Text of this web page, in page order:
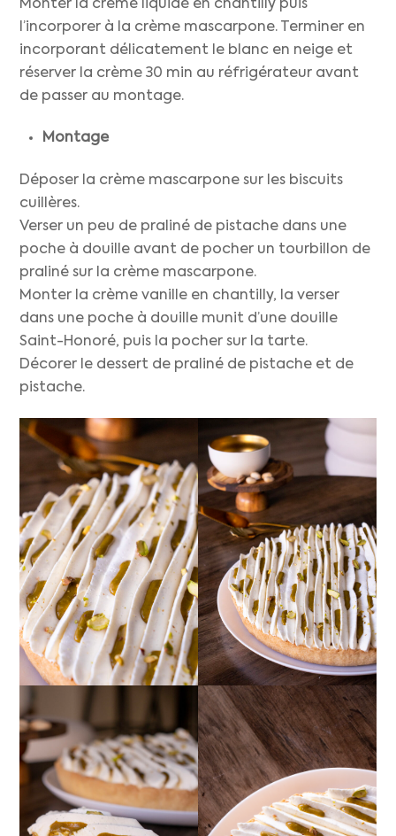
Monter la crème liquide en chantilly puis
l’incorporer à la crème mascarpone. Terminer en
incorporant délicatement le blanc en neige et
réserver la crème 30 min au réfrigérateur avant
de passer au montage.
Montage
Déposer la crème mascarpone sur les biscuits
cuillères.
Verser un peu de praliné de pistache dans une
poche à douille avant de pocher un tourbillon de
praliné sur la crème mascarpone.
Monter la crème vanille en chantilly, la verser
dans une poche à douille munit d’une douille
Saint-Honoré, puis la pocher sur la tarte.
Décorer le dessert de praliné de pistache et de
pistache.